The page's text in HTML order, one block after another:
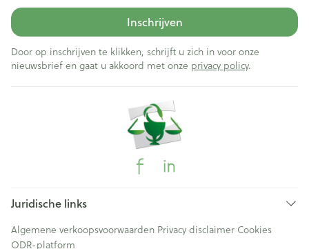
Inschrijven
Door op inschrijven te klikken, schrijft u zich in voor onze
nieuwsbrief en gaat u akkoord met onze privacy policy.
Juridische links
Algemene verkoopsvoorwaarden Privacy disclaimer Cookies
ODR-platform